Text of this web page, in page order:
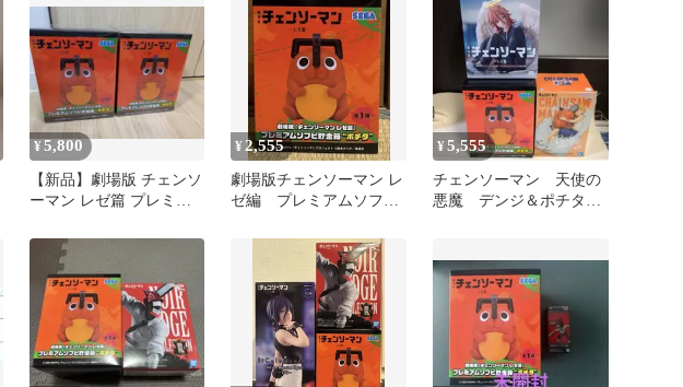
¥5,800
【新品】劇場版 チェンソ
ーマン レゼ篇 プレミア
セット
¥ 2,555
劇場版チェンソーマン レ
ゼ編 プレミアムソフビ
¥5,555
チェンソーマン 天使の
悪魔 デンジ＆ポチタ